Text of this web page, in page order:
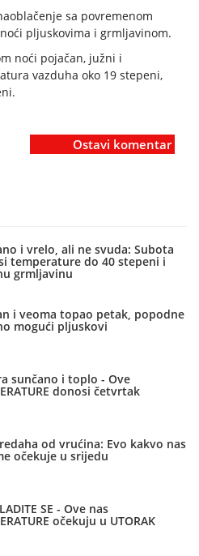
sa povremenom
pljuskovima i grmljavinom.
noći pojačan, južni i
vazduha oko 19 stepeni,
Ostavi komentar
i vrelo, ali ne svuda: Subota
temperature do 40 stepeni i
grmljavinu
i veoma topao petak, popodne
mogući pljuskovi
sunčano i toplo - Ove
donosi četvrtak
od vrućina: Evo kakvo nas
očekuje u srijedu
SE - Ove nas
očekuju u UTORAK